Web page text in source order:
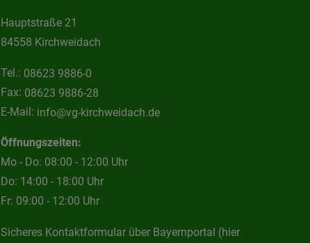
Hauptstraße 21
84558 Kirchweidach
Tel.: 08623 9886-0
Fax: 08623 9886-28
E-Mail: info@vg-kirchweidach.de
Öffnungszeiten:
Mo - Do: 08:00 - 12:00 Uhr
Do: 14:00 - 18:00 Uhr
Fr: 09:00 - 12:00 Uhr
Sicheres Kontaktformular über Bayernportal (hier